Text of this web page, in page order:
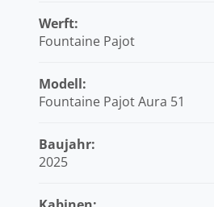
Werft:
Fountaine Pajot
Modell:
Fountaine Pajot Aura 51
Baujahr:
2025